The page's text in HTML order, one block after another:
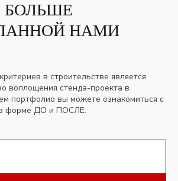
БОЛЬШЕ
НАМИ
в строительстве является
воплощения стенда-проекта в
портфолио вы можете ознакомиться с
форме ДО и ПОСЛЕ.